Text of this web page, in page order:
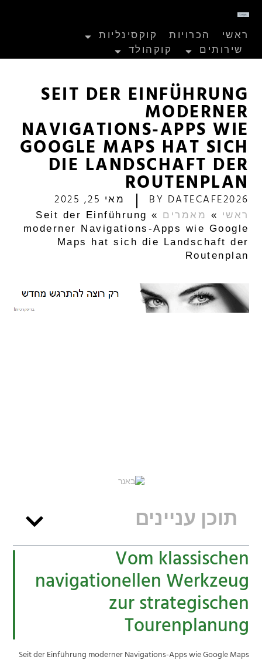
ראשי הכרויות קוקסינליות
שירותים קוקהולד
SEIT DER EINFÜHRUNG
MODERNER
NAVIGATIONS-APPS WIE
GOOGLE MAPS HAT SICH
DIE LANDSCHAFT DER
ROUTENPLAN
BY DATECAFE2026 מאי 25, 2025
ראשי » מאמרים »
Seit der Einführung
moderner Navigations-Apps wie Google
Maps hat sich die Landschaft der
Routenplan
תוכן עניינים
Vom klassischen
navigationellen Werkzeug
zur strategischen
Tourenplanung
Seit der Einführung moderner Navigations-Apps wie Google Maps